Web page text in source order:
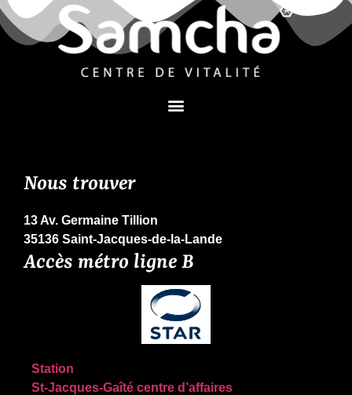
Nous trouver
13 Av. Germaine Tillion
35136 Saint-Jacques-de-la-Lande
Accès métro ligne B
Station
St-Jacques-Gaîté centre d’affaires